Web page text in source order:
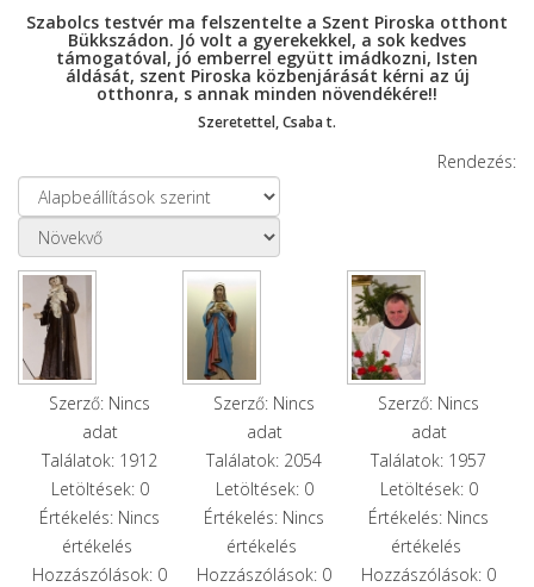
Szabolcs testvér ma felszentelte a Szent Piroska otthont
Bükkszádon. Jó volt a gyerekekkel, a sok kedves
támogatóval, jó emberrel együtt imádkozni, Isten
áldását, szent Piroska közbenjárását kérni az új
otthonra, s annak minden növendékére!!
Szeretettel, Csaba t.
Rendezés:
Szerző: Nincs
adat
Találatok: 1912
Letöltések: 0
Értékelés: Nincs
értékelés
Hozzászólások: 0
Szerző: Nincs
adat
Találatok: 2054
Letöltések: 0
Értékelés: Nincs
értékelés
Hozzászólások: 0
Szerző: Nincs
adat
Találatok: 1957
Letöltések: 0
Értékelés: Nincs
értékelés
Hozzászólások: 0